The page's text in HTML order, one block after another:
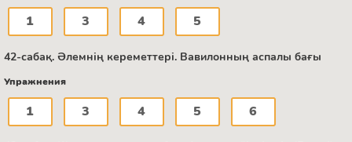
1 3 4 5
42-сабақ. Әлемнің кереметтері. Вавилонның аспалы бағы
Упражнения
1 3 4 5 6